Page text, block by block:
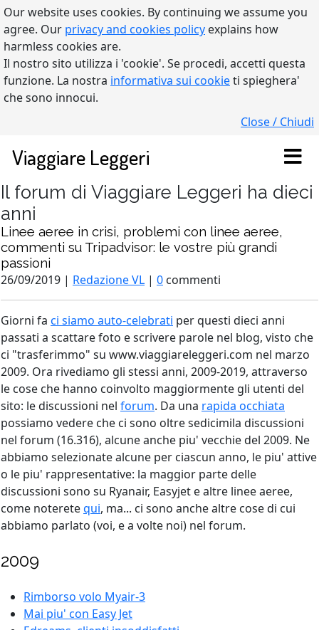
Our website uses cookies. By continuing we assume you
agree. Our privacy and cookies policy explains how
harmless cookies are.
Il nostro sito utilizza i 'cookie'. Se procedi, accetti questa
funzione. La nostra informativa sui cookieti spieghera'
che sono innocui.
Close / Chiudi
Viaggiare Leggeri
Il forum di Viaggiare Leggeri ha dieci
anni
Linee aeree in crisi, problemi con linee aeree,
commenti su Tripadvisor: le vostre più grandi
passioni
26/09/2019 | Redazione VL | 0 commenti
Giorni fa ci siamo auto-celebrati per questi dieci anni
passati a scattare foto e scrivere parole nel blog, visto che
ci "trasferimmo" su www.viaggiareleggeri.com nel marzo
2009. Ora rivediamo gli stessi anni, 2009-2019, attraverso
le cose che hanno coinvolto maggiormente gli utenti del
sito: le discussioni nel forum. Da una rapida occhiata
possiamo vedere che ci sono oltre sedicimila discussioni
nel forum (16.316), alcune anche piu' vecchie del 2009. Ne
abbiamo selezionate alcune per ciascun anno, le piu' attive
o le piu' rappresentative: la maggior parte delle
discussioni sono su Ryanair, Easyjet e altre linee aeree,
come noteretequi, ma... ci sono anche altre cose di cui
abbiamo parlato (voi, e a volte noi) nel forum.
2009
Rimborso volo Myair-3
Mai piu' con Easy Jet